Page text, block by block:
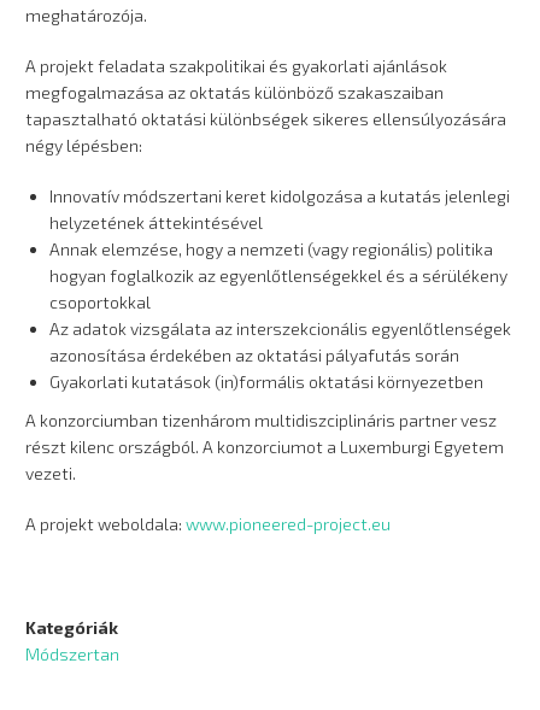
meghatározója.
A projekt feladata szakpolitikai és gyakorlati ajánlások
megfogalmazása az oktatás különböző szakaszaiban
tapasztalható oktatási különbségek sikeres ellensúlyozására
négy lépésben:
Innovatív módszertani keret kidolgozása a kutatás jelenlegi
helyzetének áttekintésével
Annak elemzése, hogy a nemzeti (vagy regionális) politika
hogyan foglalkozik az egyenlőtlenségekkel és a sérülékeny
csoportokkal
Az adatok vizsgálata az interszekcionális egyenlőtlenségek
azonosítása érdekében az oktatási pályafutás során
Gyakorlati kutatások (in)formális oktatási környezetben
A konzorciumban tizenhárom multidiszciplináris partner vesz
részt kilenc országból. A konzorciumot a Luxemburgi Egyetem
vezeti.
A projekt weboldala:www.pioneered-project.eu
Kategóriák
Módszertan